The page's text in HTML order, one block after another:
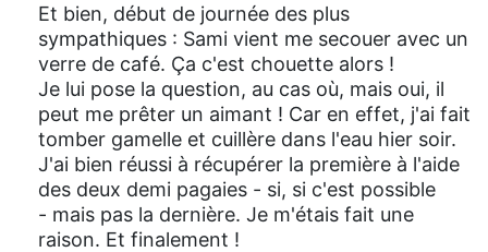
Et bien, début de journée des plus
sympathiques : Sami vient me secouer avec un
verre de café. Ça c'est chouette alors !
Je lui pose la question, au cas où, mais oui, il
peut me prêter un aimant ! Car en effet, j'ai fait
tomber gamelle et cuillère dans l'eau hier soir.
J'ai bien réussi à récupérer la première à l'aide
des deux demi pagaies - si, si c'est possible
- mais pas la dernière. Je m'étais fait une
raison. Et finalement !